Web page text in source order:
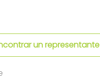
un representante